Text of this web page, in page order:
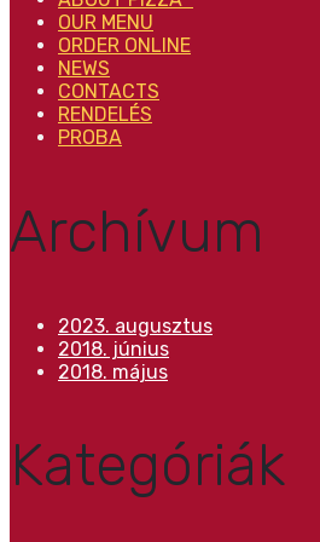
OUR MENU
ORDER ONLINE
NEWS
CONTACTS
RENDELÉS
PROBA
Archívum
2023. augusztus
2018. június
2018. május
Kategóriák